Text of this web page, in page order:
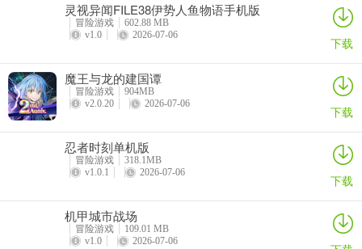
灵视异闻FILE38伊势人鱼物语手机版
冒险游戏
602.88 MB
v1.0
2026-07-06 下载
魔王与龙的建国谭
冒险游戏
904MB
v2.0.20
2026-07-06 下载
忍者时刻单机版
冒险游戏
318.1MB
v1.0.1
2026-07-06 下载
机甲城市战场
冒险游戏
109.01 MB
v1.0
2026-07-06